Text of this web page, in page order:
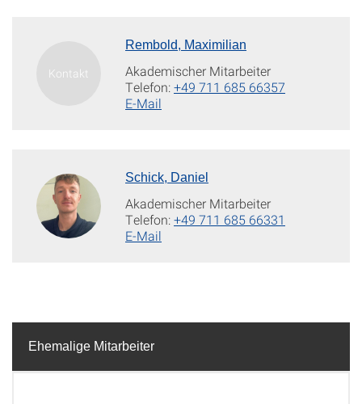
Rembold, Maximilian
Akademischer Mitarbeiter
Telefon:+49 711 685 66357
E-Mail
Schick, Daniel
Akademischer Mitarbeiter
Telefon:+49 711 685 66331
E-Mail
Ehemalige Mitarbeiter